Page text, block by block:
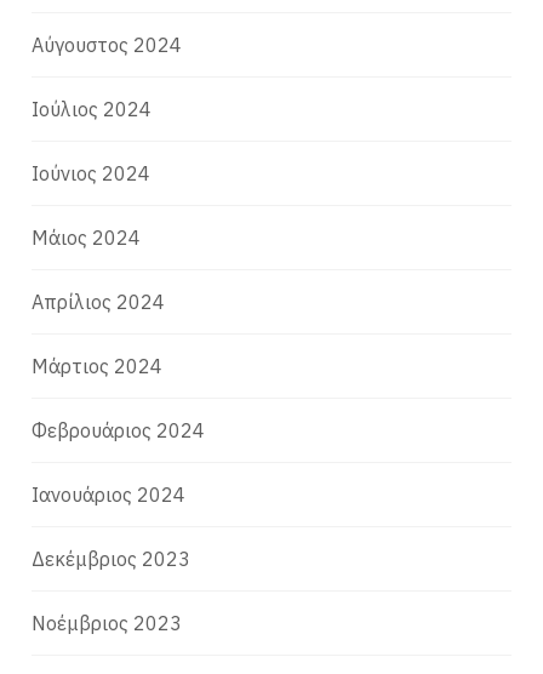
Αύγουστος 2024
Ιούλιος 2024
Ιούνιος 2024
Μάιος 2024
Απρίλιος 2024
Μάρτιος 2024
Φεβρουάριος 2024
Ιανουάριος 2024
Δεκέμβριος 2023
Νοέμβριος 2023